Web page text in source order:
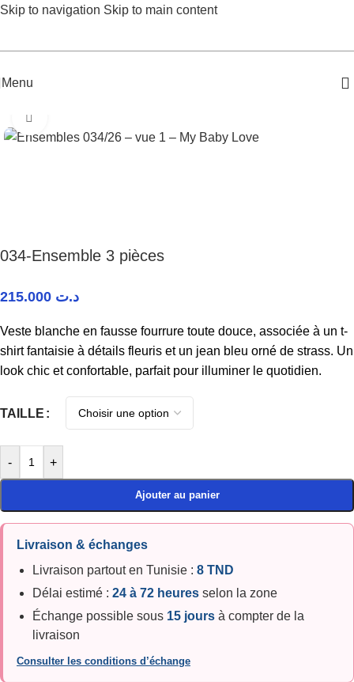
Skip to navigation Skip to main content
Menu
034-Ensemble 3 pièces
د.ت
Veste blanche en fausse fourrure toute douce, associée à un t-
shirt fantaisie à détails fleuris et un jean bleu orné de strass. Un
look chic et confortable, parfait pour illuminer le quotidien.
TAILLE
- +
Ajouter au panier
Livraison & échanges
Livraison partout en Tunisie : 8 TND
Délai estimé : 24 à 72 heures selon la zone
Échange possible sous 15 jours à compter de la
livraison
Consulter les conditions d’échange